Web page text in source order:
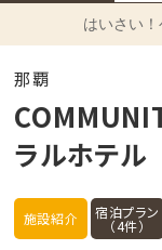
はいさい！
那覇
ラルホテル
施設紹介 宿泊プラン
（4件）